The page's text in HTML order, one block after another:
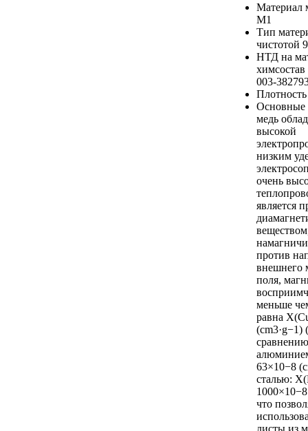
Материал
М1
Тип
чистотой
НТД на
003-
Плотность
Основные
медь
высокой
низким
очень
является
против
внешнего
поля,
меньше
равна
(cm3·g−1)
63×10−8
сталью:
что
листы из